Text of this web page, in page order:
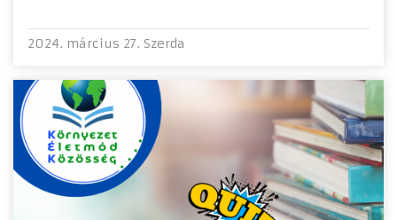
2024. március 27. Szerda